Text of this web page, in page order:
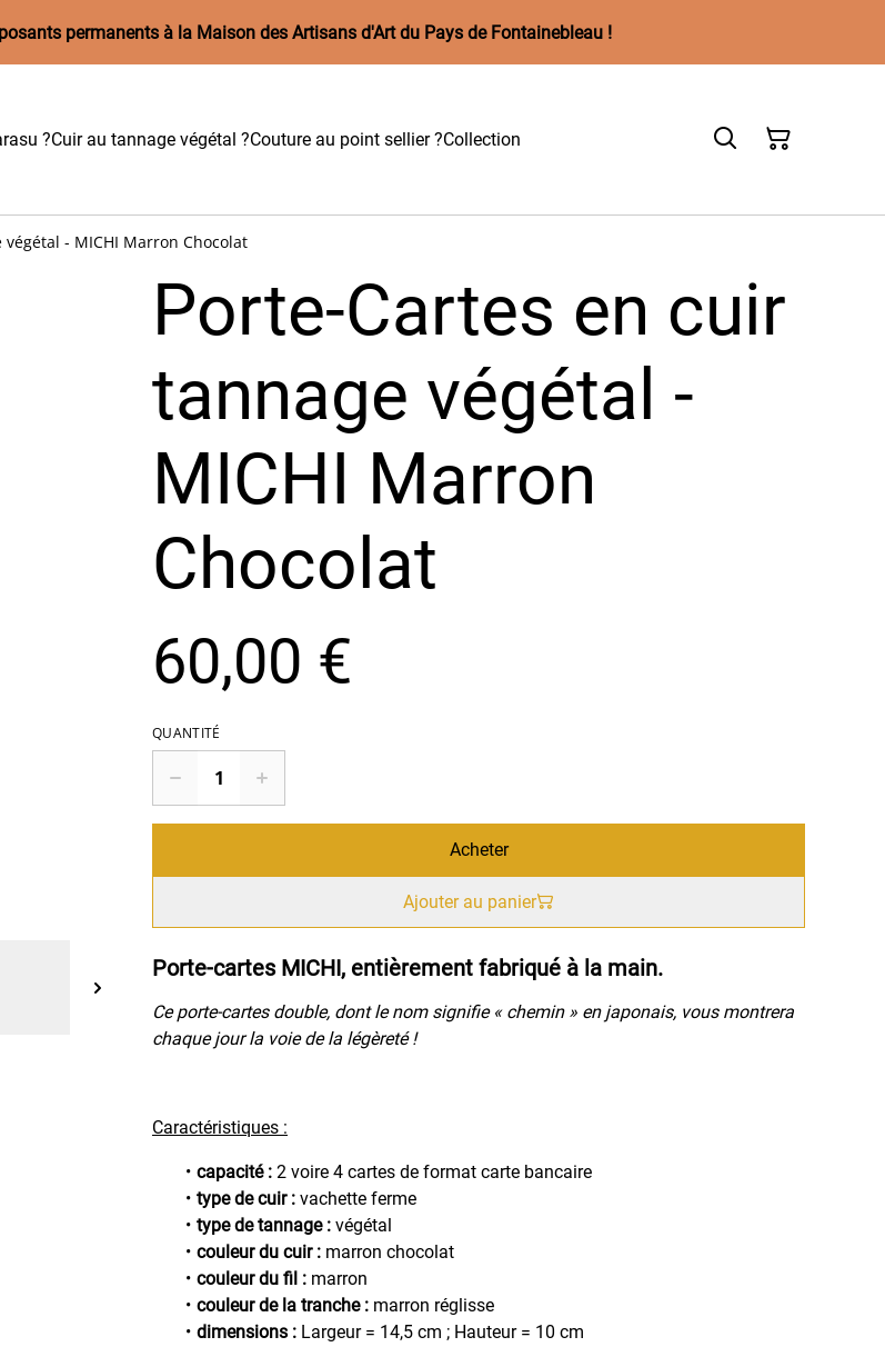
permanents à la Maison des Artisans d'Art du Pays de Fontainebleau !
?Cuir au tannage végétal ?Couture au point sellier ?Collection
- MICHI Marron Chocolat
Porte-Cartes en cuir
tannage végétal -
MICHI Marron
Chocolat
60,00 €
QUANTITÉ
Acheter
Ajouter au panier
Porte-cartes MICHI, entièrement fabriqué à la main.
Ce porte-cartes double, dont le nom signifie « chemin » en japonais, vous montrera
chaque jour la voie de la légèreté !
Caractéristiques :
capacité : 2 voire 4 cartes de format carte bancaire
type de cuir : vachette ferme
type de tannage : végétal
couleur du cuir : marron chocolat
couleur du fil : marron
couleur de la tranche : marron réglisse
dimensions : Largeur = 14,5 cm ; Hauteur = 10 cm